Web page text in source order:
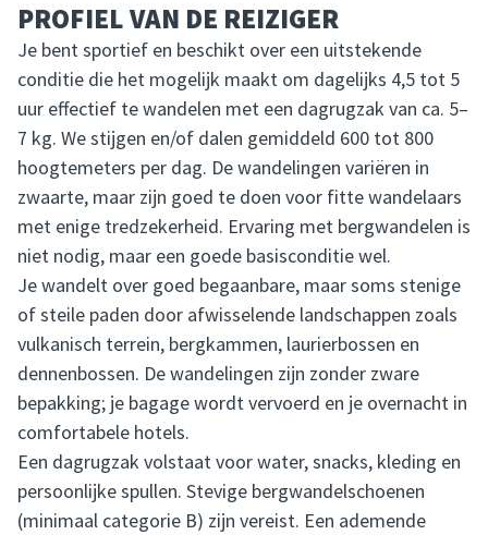
PROFIEL VAN DE REIZIGER
Je bent sportief en beschikt over een uitstekende
conditie die het mogelijk maakt om dagelijks 4,5 tot 5
uur effectief te wandelen met een dagrugzak van ca. 5–
7 kg. We stijgen en/of dalen gemiddeld 600 tot 800
hoogtemeters per dag. De wandelingen variëren in
zwaarte, maar zijn goed te doen voor fitte wandelaars
met enige tredzekerheid. Ervaring met bergwandelen is
niet nodig, maar een goede basisconditie wel.
Je wandelt over goed begaanbare, maar soms stenige
of steile paden door afwisselende landschappen zoals
vulkanisch terrein, bergkammen, laurierbossen en
dennenbossen. De wandelingen zijn zonder zware
bepakking; je bagage wordt vervoerd en je overnacht in
comfortabele hotels.
Een dagrugzak volstaat voor water, snacks, kleding en
persoonlijke spullen. Stevige bergwandelschoenen
(minimaal categorie B) zijn vereist. Een ademende